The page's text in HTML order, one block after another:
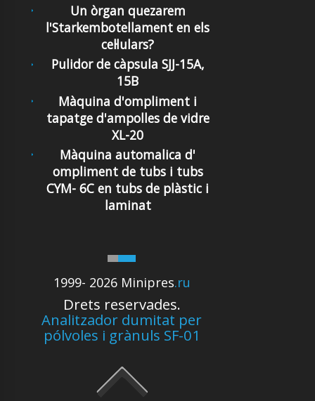
1999- 2026 Minipres.ru
Drets reservades.
Analitzador dumitat per
pólvoles i grànuls SF-01
Un òrgan quezarem
l'Starkembotellament en els
cel·lulars?
Pulidor de càpsula SJJ-15A,
15B
Màquina d'ompliment i
tapatge d'ampolles de vidre
XL-20
Màquina automalica d'
ompliment de tubs i tubs
CYM- 6C en tubs de plàstic i
laminat